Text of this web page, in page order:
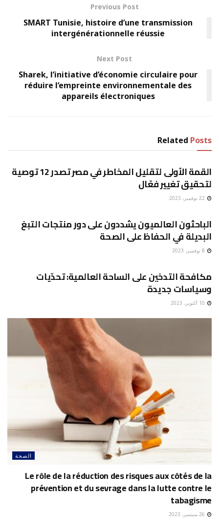
Previous Post
SMART Tunisie, histoire d’une transmission
intergénérationnelle réussie
Next Post
Sharek, l’initiative d’économie circulaire pour
réduire l’empreinte environnementale des
appareils électroniques
Related Posts
القمة الأولى لتقليل المخاطر في مصر تصدر 12 توصية
لتحقيق تغيير فعّال
الباحثون العالميون يشددون على دور منتجات التبغ
البديلة في الحفاظ على الصحة
مكافحة التدخين على الساحة العالمية: تحدّيات
وسياسات جديدة
الصحة
Le rôle de la réduction des risques aux côtés de la
prévention et du sevrage dans la lutte contre le
tabagisme